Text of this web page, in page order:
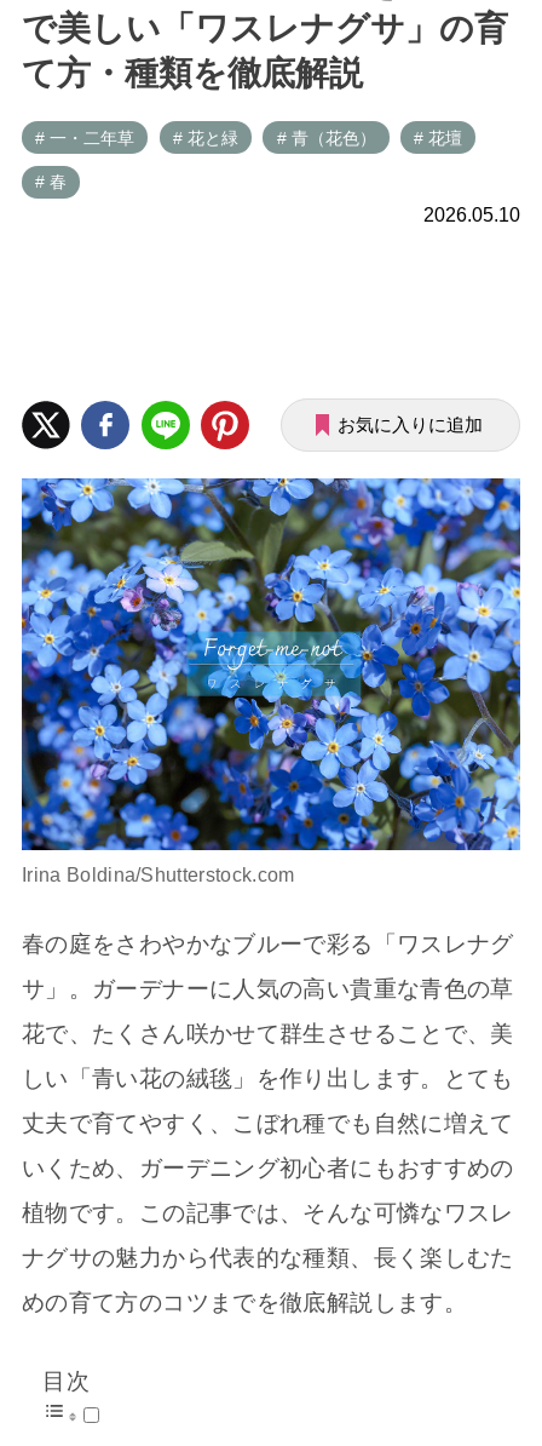
で美しい「ワスレナグサ」の育
て方・種類を徹底解説
# 一・二年草 # 花と緑 # 青（花色） # 花壇
# 春
2026.05.10
お気に入りに追加
Irina Boldina/Shutterstock.com
春の庭をさわやかなブルーで彩る「ワスレナグ
サ」。ガーデナーに人気の高い貴重な青色の草
花で、たくさん咲かせて群生させることで、美
しい「青い花の絨毯」を作り出します。とても
丈夫で育てやすく、こぼれ種でも自然に増えて
いくため、ガーデニング初心者にもおすすめの
植物です。この記事では、そんな可憐なワスレ
ナグサの魅力から代表的な種類、長く楽しむた
めの育て方のコツまでを徹底解説します。
目次